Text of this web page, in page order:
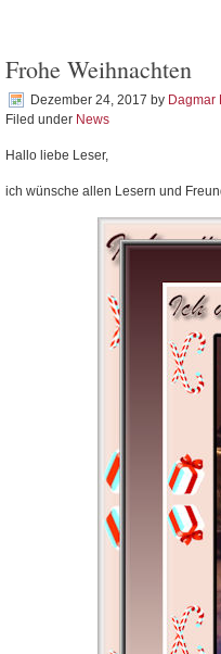
Frohe Weihnachten
Dezember 24, 2017 by Dagmar
Filed under News
Hallo liebe Leser,
ich wünsche allen Lesern und